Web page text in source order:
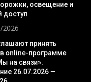
освещение и
доступ
2026
принять
в online-программе
на связи».
26.07.2026 —